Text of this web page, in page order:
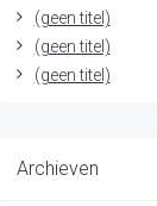
(geen titel)
(geen titel)
(geen titel)
Archieven